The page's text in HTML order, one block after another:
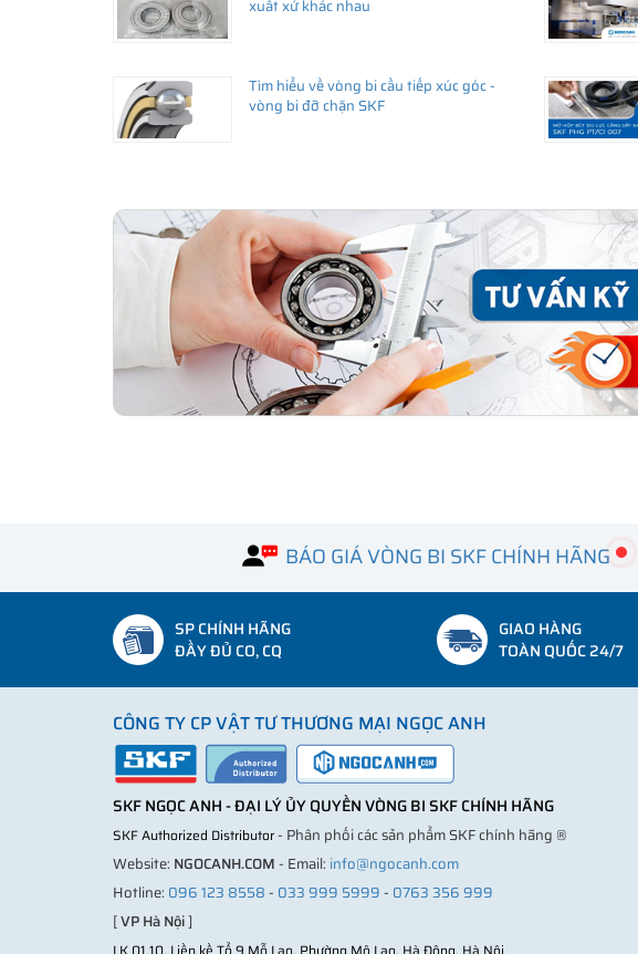
Để có báo giá Phớt SKF 38x55x10 HMSA10 RG tốt nhất, hãy liên hệ với
Sản phẩm chính hãng, giao hàng toàn quốc
xuất xứ khác nhau
Tìm hiểu về vòng bi cầu tiếp xúc góc -
vòng bi đỡ chặn SKF
BÁO GIÁ VÒNG BI SKF CHÍNH HÃNG
SP CHÍNH HÃNG
ĐẦY ĐỦ CO, CQ
GIAO HÀNG
TOÀN QUỐC 24/7
CÔNG TY CP VẬT TƯ THƯƠNG MẠI NGỌC ANH
SKF NGỌC ANH - ĐẠI LÝ ỦY QUYỀN VÒNG BI SKF CHÍNH HÃNG
SKF Authorized Distributor- Phân phối các sản phẩm SKF chính hãng ®
Website: NGOCANH.COM- Email: info@ngocanh.com
Hotline: 096 123 8558- 033 999 5999- 0763 356 999
[VP Hà Nội]